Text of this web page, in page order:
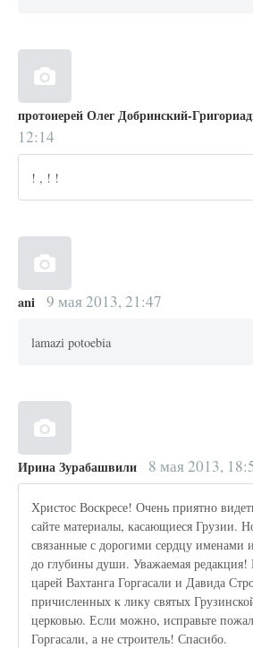
протоиерей Олег Добринский-
12:14
! , ! !
ani 9 мая 2013, 21:47
lamazi potoebia
Ирина Зурабашвили 8 мая 2013,
Христос Воскресе! Очень приятно
сайте материалы, касающиеся Грузии.
связанные с дорогими сердцу именами
до глубины души. Уважаемая
царей Вахтанга Горгасали и Давида
причисленных к лику святых
церковью. Если можно, исправьте
Горгасали, а не строитель! Спасибо.